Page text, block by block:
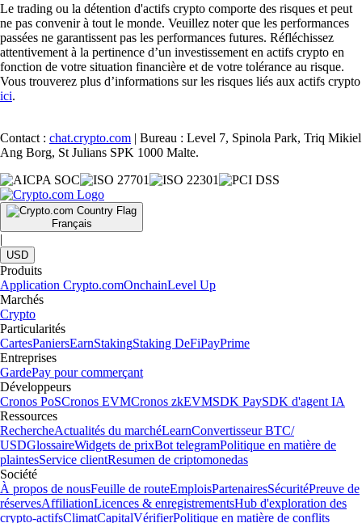
Le trading ou la détention d'actifs crypto comporte des risques et peut
ne pas convenir à tout le monde. Veuillez noter que les performances
passées ne garantissent pas les performances futures. Réfléchissez
attentivement à la pertinence d’un investissement en actifs crypto en
fonction de votre situation financière et de votre tolérance au risque.
Vous trouverez plus d’informations sur les risques liés aux actifs crypto
ici.
Contact : chat.crypto.com | Bureau : Level 7, Spinola Park, Triq Mikiel
Ang Borg, St Julians SPK 1000 Malte.
Français
|
USD
Produits
Application Crypto.comOnchainLevel Up
Marchés
Crypto
Particularités
CartesPaniersEarnStakingStaking DeFiPayPrime
Entreprises
GardePay pour commerçant
Développeurs
Cronos PoSCronos EVMCronos zkEVMSDK PaySDK d'agent IA
Ressources
RechercheActualités du marchéLearnConvertisseur BTC/
USDGlossaireWidgets de prixBot telegramPolitique en matière de
plaintesService clientResumen de criptomonedas
Société
À propos de nousFeuille de routeEmploisPartenairesSécuritéPreuve de
réservesAffiliationLicences & enregistrementsHub d'exploration des
crypto-actifsClimatCapitalVérifierPolitique en matière de conflits